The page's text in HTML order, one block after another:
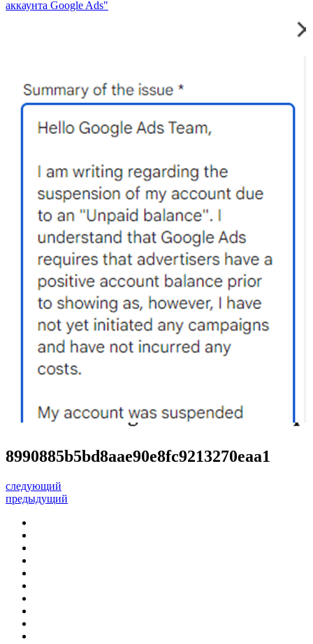
аккаунта Google Ads"
8990885b5bd8aae90e8fc9213270eaa1
следующий
предыдущий